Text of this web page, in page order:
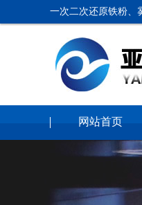
一次二次还原铁粉、
网站首页